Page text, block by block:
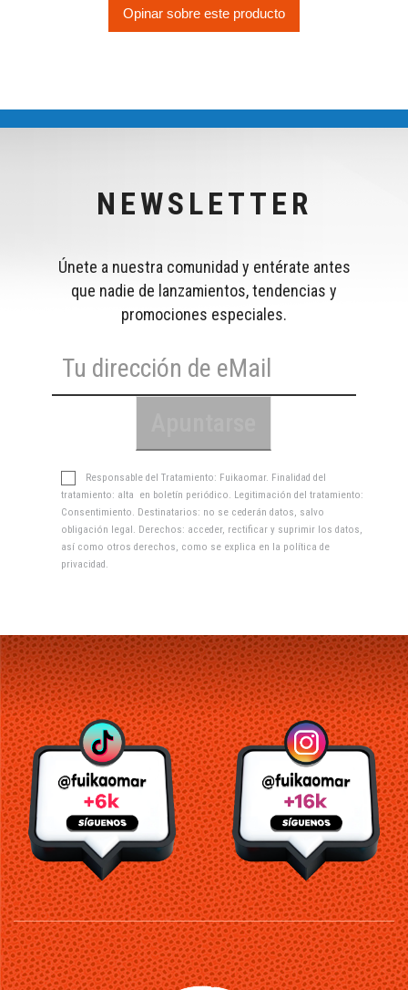
Opinar sobre este producto
NEWSLETTER
Únete a nuestra comunidad y entérate antes
que nadie de lanzamientos, tendencias y
promociones especiales.
Responsable del Tratamiento: Fuikaomar. Finalidad del
tratamiento: alta en boletín periódico. Legitimación del tratamiento:
Consentimiento. Destinatarios: no se cederán datos, salvo
obligación legal. Derechos: acceder, rectificar y suprimir los datos,
así como otros derechos, como se explica en la política de
privacidad .